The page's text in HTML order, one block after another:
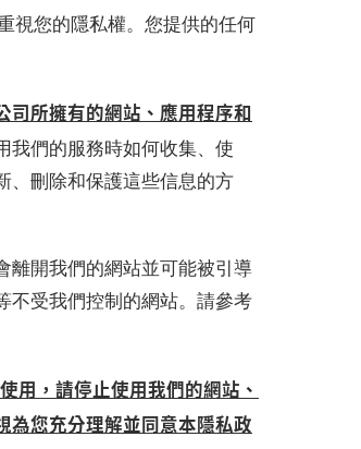
視您的隱私權。您提供的任何
司所擁有的網站、應用程序和
我們的服務時如何收集、使
、刪除和保護這些信息的方
離開我們的網站並可能被引導
不受我們控制的網站。請參考
用，請停止使用我們的網站、
為您充分理解並同意本隱私政